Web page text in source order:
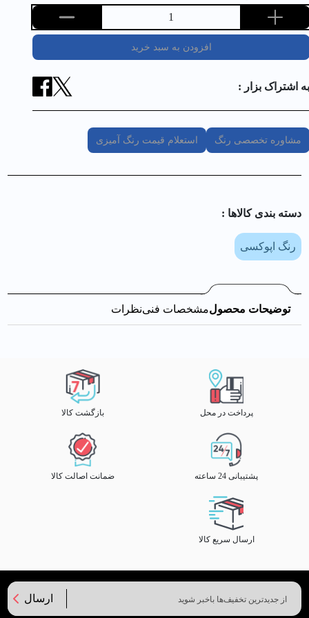
1
افزودن به سبد خرید
به اشتراک بزار :
مشاوره تخصصی رنگ استعلام قیمت رنگ آمیزی
دسته بندی کالا‌ها :
رنگ اپوکسی
توضیحات محصولمشخصات فنینظرات
پرداخت در محل بازگشت کالا
پشتیبانی 24 ساعته ضمانت اصالت کالا
ارسال سریع کالا
ارسال